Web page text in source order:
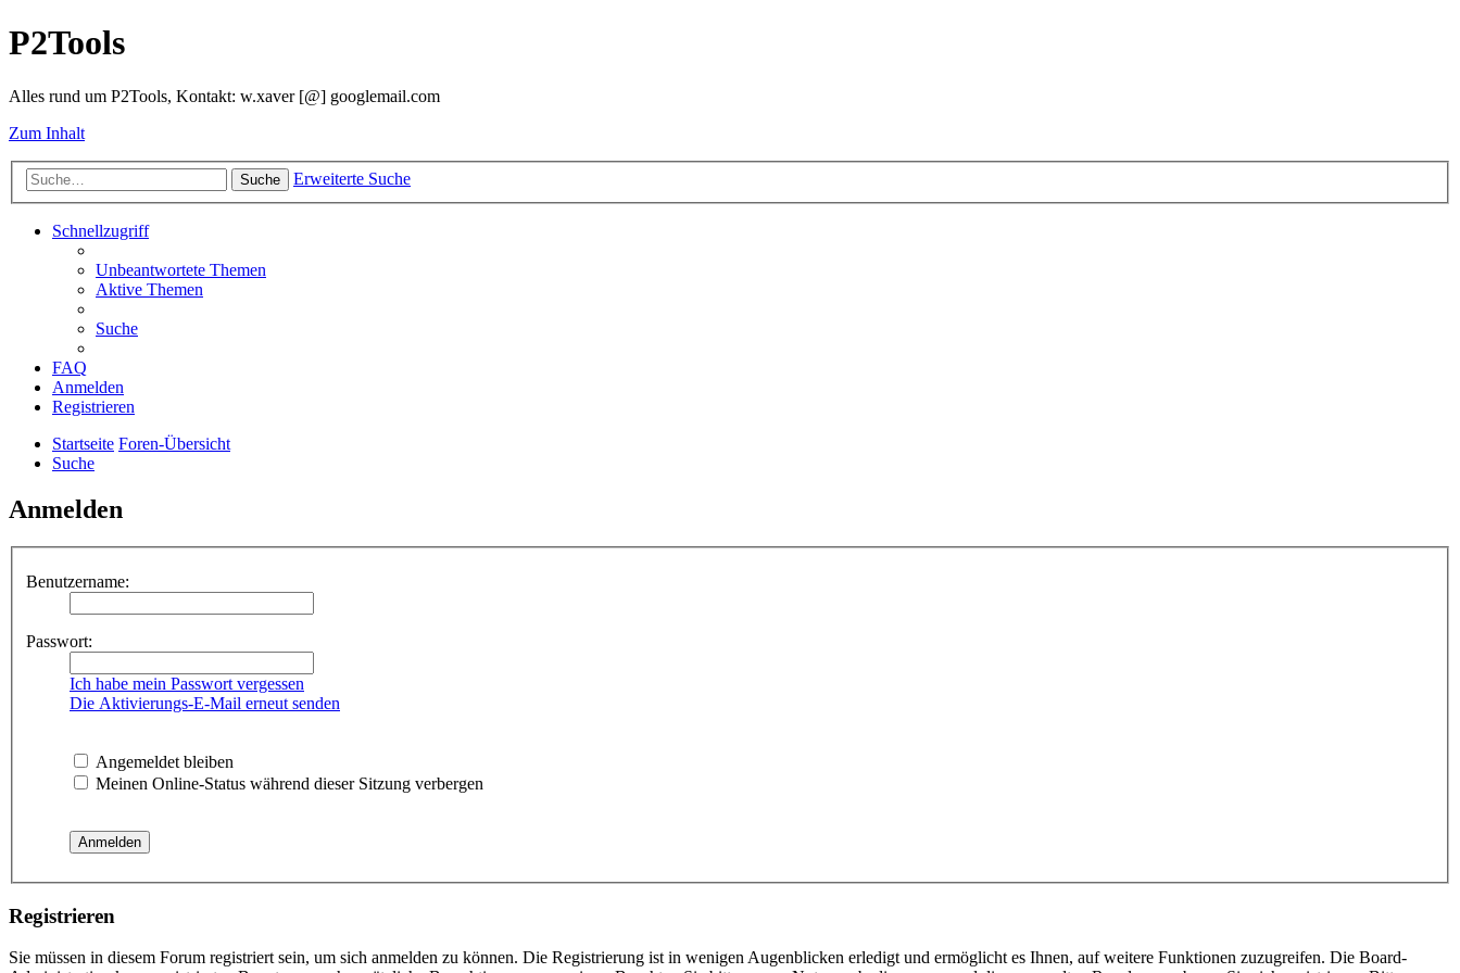
P2Tools
Alles rund um P2Tools, Kontakt: w.xaver [@] googlemail.com
Zum Inhalt
Suche Erweiterte Suche
Schnellzugriff
Unbeantwortete Themen
Aktive Themen
Suche
FAQ
Anmelden
Registrieren
Startseite Foren-Übersicht
Suche
Anmelden
Benutzername:
Passwort:
Ich habe mein Passwort vergessen
Die Aktivierungs-E-Mail erneut senden
Angemeldet bleiben
Meinen Online-Status während dieser Sitzung verbergen
Registrieren
Sie müssen in diesem Forum registriert sein, um sich anmelden zu können. Die Registrierung ist in wenigen Augenblicken erledigt und ermöglicht es Ihnen, auf weitere Funktionen zuzugreifen. Die Board-